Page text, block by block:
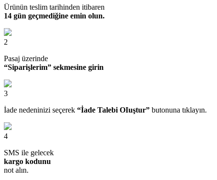
Ürünün teslim tarihinden itibaren
14 gün geçmediğine emin olun.
2
Pasaj üzerinde
“Siparişlerim” sekmesine girin
3
İade nedeninizi seçerek “İade Talebi OIuştur” butonuna tıklayın.
4
SMS ile gelecek
kargo kodunu
not alın.